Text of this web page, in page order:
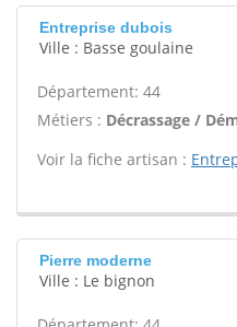
Entreprise dubois
Ville : Basse goulaine
Département: 44
Métiers : Décrassage /
Voir la fiche artisan :
Pierre moderne
Ville : Le bignon